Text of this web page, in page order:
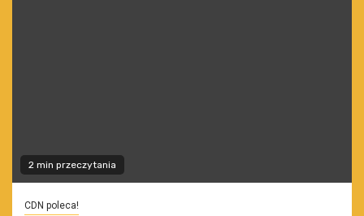
2 min przeczytania
CDN poleca!